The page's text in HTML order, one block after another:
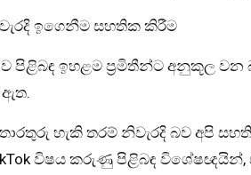
ඉගෙනීම සහතික කිරීම
පිළිබඳ ඉහළම ප්‍රමිතීන්ට අනුකූල වන
හැකි තරම් නිවැරදි බව අපි
විෂය කරුණු පිළිබඳ